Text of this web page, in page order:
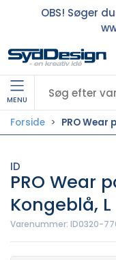
OBS! Søger
MENU
Forside PRO Wear
ID
PRO Wear
Kongeblå, L
Varenummer: ID0320-